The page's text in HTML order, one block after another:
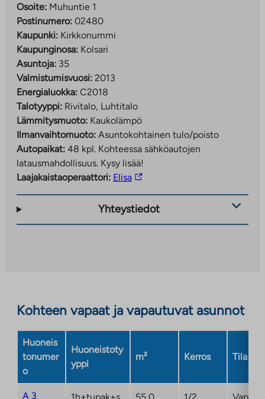
Osoite: Muhuntie 1
Postinumero: 02480
Kaupunki: Kirkkonummi
Kaupunginosa: Kolsari
Asuntoja: 35
Valmistumisvuosi: 2013
Energialuokka: C2018
Talotyyppi: Rivitalo, Luhtitalo
Lämmitysmuoto: Kaukolämpö
Ilmanvaihtomuoto: Asuntokohtainen tulo/poisto
Autopaikat: 48 kpl. Kohteessa sähköautojen
latausmahdollisuus. Kysy lisää!
Laajakaistaoperaattori: ElisaLinkki
ulkopuoliseen
Yhteystiedot
Kohteen vapaat ja vapautuvat asunnot
Huoneis
tonumer
o
Huoneistoty
yppi
m² Kerros Tila
A 3